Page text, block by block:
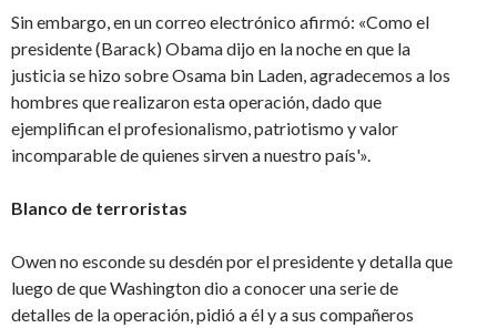
Sin embargo, en un correo electrónico afirmó: «Como el
presidente (Barack) Obama dijo en la noche en que la
justicia se hizo sobre Osama bin Laden, agradecemos a los
hombres que realizaron esta operación, dado que
ejemplifican el profesionalismo, patriotismo y valor
incomparable de quienes sirven a nuestro país'».
Blanco de terroristas
Owen no esconde su desdén por el presidente y detalla que
luego de que Washington dio a conocer una serie de
detalles de la operación, pidió a él y a sus compañeros